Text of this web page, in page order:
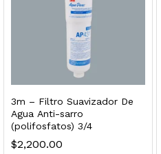
3m – Filtro Suavizador De
Agua Anti-sarro
(polifosfatos) 3/4
$2,200.00
al carrito
SS304 Natural
699.00